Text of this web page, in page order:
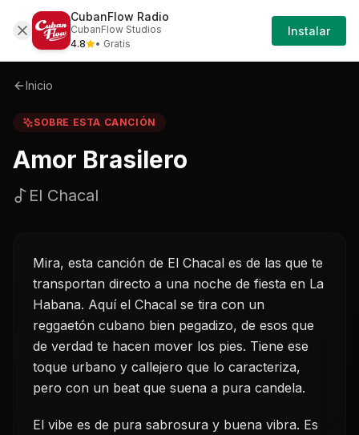
Sobre Amor-brasilero-el-chacal
Iniciar
Sesión
Inicio
SOBRE ESTA CANCIÓN
Amor Brasilero
El Chacal
Mira, esta canción de El Chacal es de las que te
transportan directo a una noche de fiesta en La
Habana. Aquí el Chacal se tira con un
reggaetón cubano bien pegadizo, de esos que
de verdad te hacen mover los pies. Tiene ese
toque urbano y callejero que lo caracteriza,
pero con un beat que suena a pura candela.
El vibe es de pura sabrosura y buena vibra. Es
CubanFlow Radio
CubanFlow Studios
4.8
• Gratis
Instalar